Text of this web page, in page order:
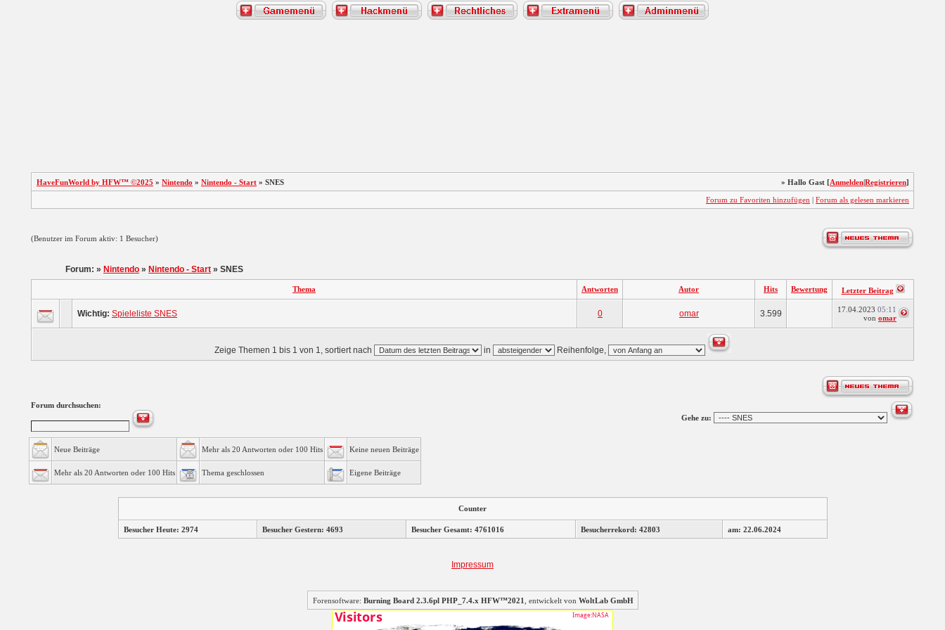
HaveFunWorld by HFW™ ©2025 » Nintendo » Nintendo - Start » SNES » Hallo Gast [Anmelden|Registrieren]
Forum zu Favoriten hinzufügen | Forum als gelesen markieren
(Benutzer im Forum aktiv: 1 Besucher)
Forum: » Nintendo » Nintendo - Start » SNES
Thema Antworten Autor Hits Bewertung Letzter Beitrag
Wichtig: Spieleliste SNES 0 omar 3.599 17.04.2023 05:11
von omar
Zeige Themen 1 bis 1 von 1, sortiert nach in Reihenfolge,
Forum durchsuchen:
Gehe zu:
Neue Beiträge Mehr als 20 Antworten oder 100 Hits Keine neuen Beiträge
Mehr als 20 Antworten oder 100 Hits Thema geschlossen Eigene Beiträge
Counter
Besucher Heute: 2974 Besucher Gestern: 4693 Besucher Gesamt: 4761016 Besucherrekord: 42803 am: 22.06.2024
Impressum
Forensoftware: Burning Board 2.3.6pl PHP_7.4.x HFW™2021 , entwickelt von WoltLab GmbH